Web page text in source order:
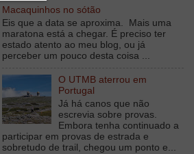
Macaquinhos no sótão
Eis que a data se aproxima. Mais uma
maratona está a chegar. É preciso ter
estado atento ao meu blog, ou já
perceber um pouco desta coisa ...
O UTMB aterrou em
Portugal
Já há canos que não
escrevia sobre provas.
Embora tenha continuado a
participar em provas de estrada e
sobretudo de trail, chegou um ponto e...